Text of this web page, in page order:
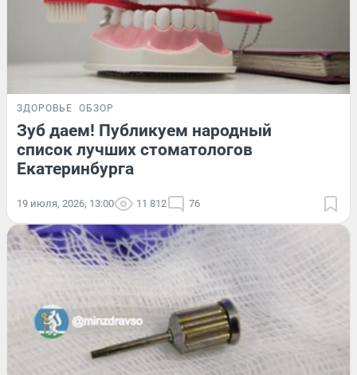
ЗДОРОВЬЕ ОБЗОР
Зуб даем! Публикуем народный
список лучших стоматологов
Екатеринбурга
19 июля, 2026, 13:00 11 812 76